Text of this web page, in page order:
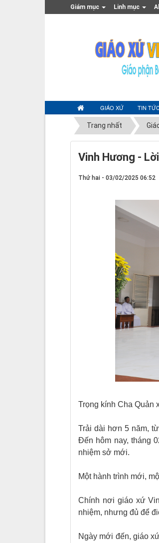
Giám mục Linh mục
GIÁO XỨ TIN
Trang nhất
Vinh Hương -
Thứ hai - 03/02/2025 06:52
Trọng kính Cha Quản
Trải dài hơn 5 năm,
Đến hôm nay, tháng
nhiệm sở mới.
Một hành trình mới,
Chính nơi giáo xứ
nhiệm, nhưng đủ để
Ngày mới đến, giáo